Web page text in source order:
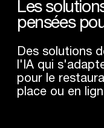
Les
pensées
Des solutions
l'IA qui
pour le
place ou en